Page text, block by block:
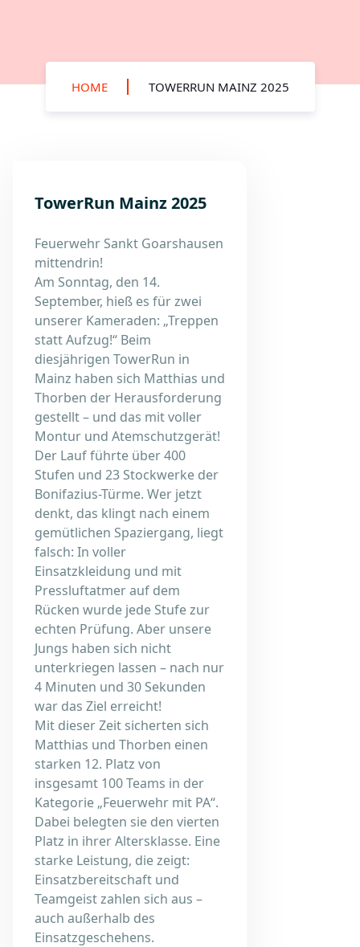
HOME TOWERRUN MAINZ 2025
TowerRun Mainz 2025
Feuerwehr Sankt Goarshausen
mittendrin!
Am Sonntag, den 14.
September, hieß es für zwei
unserer Kameraden: „Treppen
statt Aufzug!“ Beim
diesjährigen TowerRun in
Mainz haben sich Matthias und
Thorben der Herausforderung
gestellt – und das mit voller
Montur und Atemschutzgerät!
Der Lauf führte über 400
Stufen und 23 Stockwerke der
Bonifazius-Türme. Wer jetzt
denkt, das klingt nach einem
gemütlichen Spaziergang, liegt
falsch: In voller
Einsatzkleidung und mit
Pressluftatmer auf dem
Rücken wurde jede Stufe zur
echten Prüfung. Aber unsere
Jungs haben sich nicht
unterkriegen lassen – nach nur
4 Minuten und 30 Sekunden
war das Ziel erreicht!
Mit dieser Zeit sicherten sich
Matthias und Thorben einen
starken 12. Platz von
insgesamt 100 Teams in der
Kategorie „Feuerwehr mit PA“.
Dabei belegten sie den vierten
Platz in ihrer Altersklasse. Eine
starke Leistung, die zeigt:
Einsatzbereitschaft und
Teamgeist zahlen sich aus –
auch außerhalb des
Einsatzgeschehens.